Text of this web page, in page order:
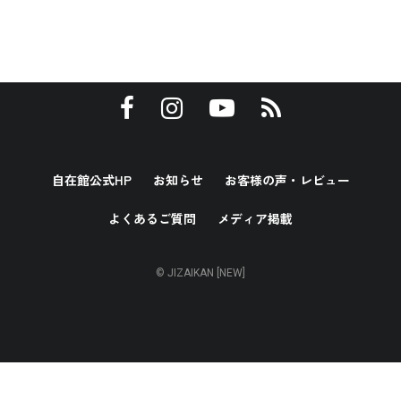
自在館公式HP お知らせ お客様の声・レビュー
よくあるご質問 メディア掲載
© JIZAIKAN [NEW]